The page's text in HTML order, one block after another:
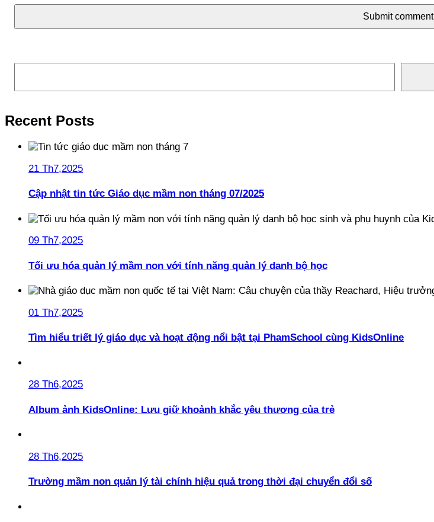
Submit comment
Tìm kiếm
Recent Posts
21 Th7,2025
Cập nhật tin tức Giáo dục mầm non tháng 07/2025
09 Th7,2025
Tối ưu hóa quản lý mầm non với tính năng quản lý danh bộ học
01 Th7,2025
Tìm hiểu triết lý giáo dục và hoạt động nổi bật tại PhamSchool cùng KidsOnline
28 Th6,2025
Album ảnh KidsOnline: Lưu giữ khoảnh khắc yêu thương của trẻ
28 Th6,2025
Trường mầm non quản lý tài chính hiệu quả trong thời đại chuyển đổi số